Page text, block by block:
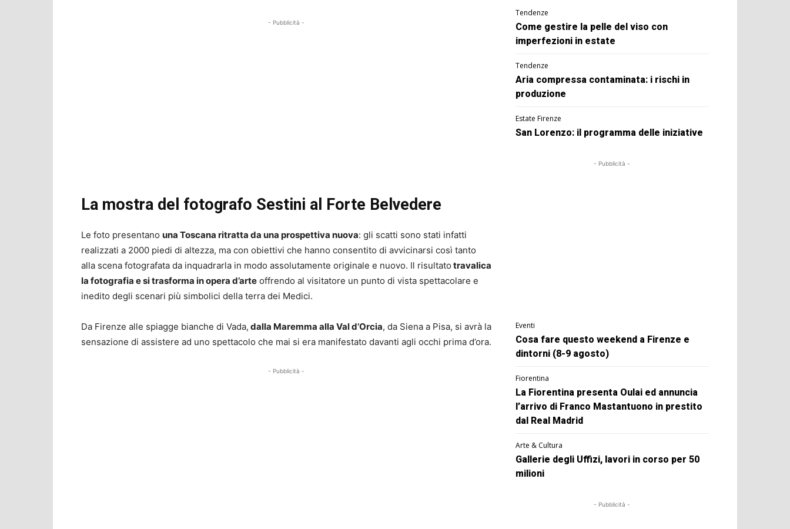
- Pubblicità -
La mostra del fotografo Sestini al Forte Belvedere
Le foto presentano una Toscana ritratta da una prospettiva nuova: gli scatti sono stati infatti
realizzati a 2000 piedi di altezza, ma con obiettivi che hanno consentito di avvicinarsi così tanto
alla scena fotografata da inquadrarla in modo assolutamente originale e nuovo. Il risultato travalica
la fotografia e si trasforma in opera d’arte offrendo al visitatore un punto di vista spettacolare e
inedito degli scenari più simbolici della terra dei Medici.
Da Firenze alle spiagge bianche di Vada, dalla Maremma alla Val d’Orcia, da Siena a Pisa, si avrà la
sensazione di assistere ad uno spettacolo che mai si era manifestato davanti agli occhi prima d’ora.
- Pubblicità -
Tendenze
Come gestire la pelle del viso con
imperfezioni in estate
Tendenze
Aria compressa contaminata: i rischi in
produzione
Estate Firenze
San Lorenzo: il programma delle iniziative
- Pubblicità -
Eventi
Cosa fare questo weekend a Firenze e
dintorni (8-9 agosto)
Fiorentina
La Fiorentina presenta Oulai ed annuncia
l’arrivo di Franco Mastantuono in prestito
dal Real Madrid
Arte & Cultura
Gallerie degli Uffizi, lavori in corso per 50
milioni
- Pubblicità -